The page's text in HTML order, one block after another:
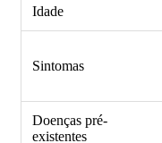
Idade
Sintomas
Doenças pré-
existentes